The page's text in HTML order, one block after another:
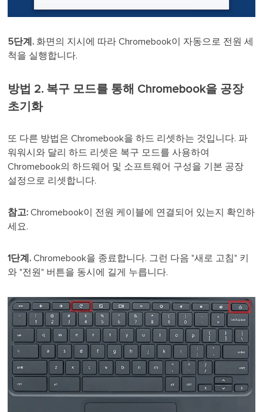
5단계. 화면의 지시에 따라 Chromebook이 자동으로 전원 세
척을 실행합니다.
방법 2. 복구 모드를 통해 Chromebook을 공장
초기화
또 다른 방법은 Chromebook을 하드 리셋하는 것입니다. 파
워워시와 달리 하드 리셋은 복구 모드를 사용하여
Chromebook의 하드웨어 및 소프트웨어 구성을 기본 공장
설정으로 리셋합니다.
참고: Chromebook이 전원 케이블에 연결되어 있는지 확인하
세요.
1단계. Chromebook을 종료합니다. 그런 다음 "새로 고침" 키
와 "전원" 버튼을 동시에 길게 누릅니다.